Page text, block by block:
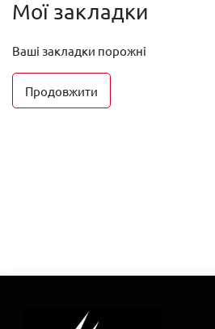
Мої закладки
Ваші закладки порожні
Продовжити